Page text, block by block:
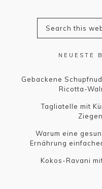
NEUESTE
Gebackene
Ricotta-
Tagliatelle mit
Warum eine
Ernährung
Kokos-Ravani